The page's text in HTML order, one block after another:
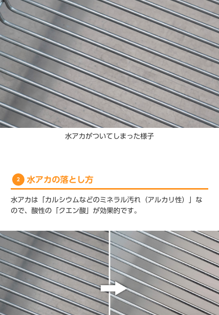
水アカがついてしまった様子
2 水アカの落とし方
水アカは「カルシウムなどのミネラル汚れ（アルカリ性）」な
ので、酸性の「クエン酸」が効果的です。